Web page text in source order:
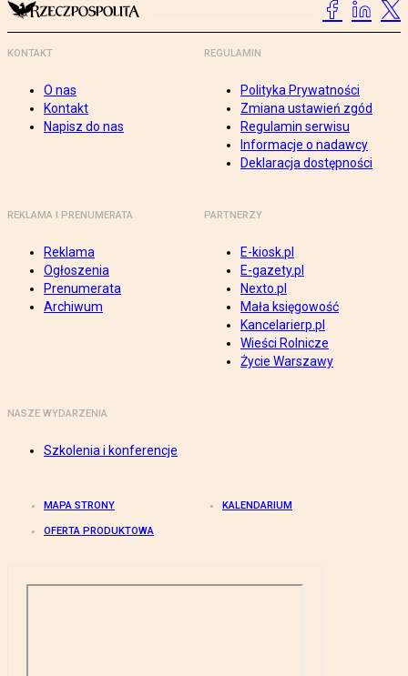
KONTAKT
O nas
Kontakt
Napisz do nas
REGULAMIN
Polityka Prywatności
Zmiana ustawień zgód
Regulamin serwisu
Informacje o nadawcy
Deklaracja dostępności
REKLAMA I PRENUMERATA
Reklama
Ogłoszenia
Prenumerata
Archiwum
PARTNERZY
E-kiosk.pl
E-gazety.pl
Nexto.pl
Mała księgowość
Kancelarierp.pl
Wieści Rolnicze
Życie Warszawy
NASZE WYDARZENIA
Szkolenia i konferencje
MAPA STRONY KALENDARIUM
OFERTA PRODUKTOWA